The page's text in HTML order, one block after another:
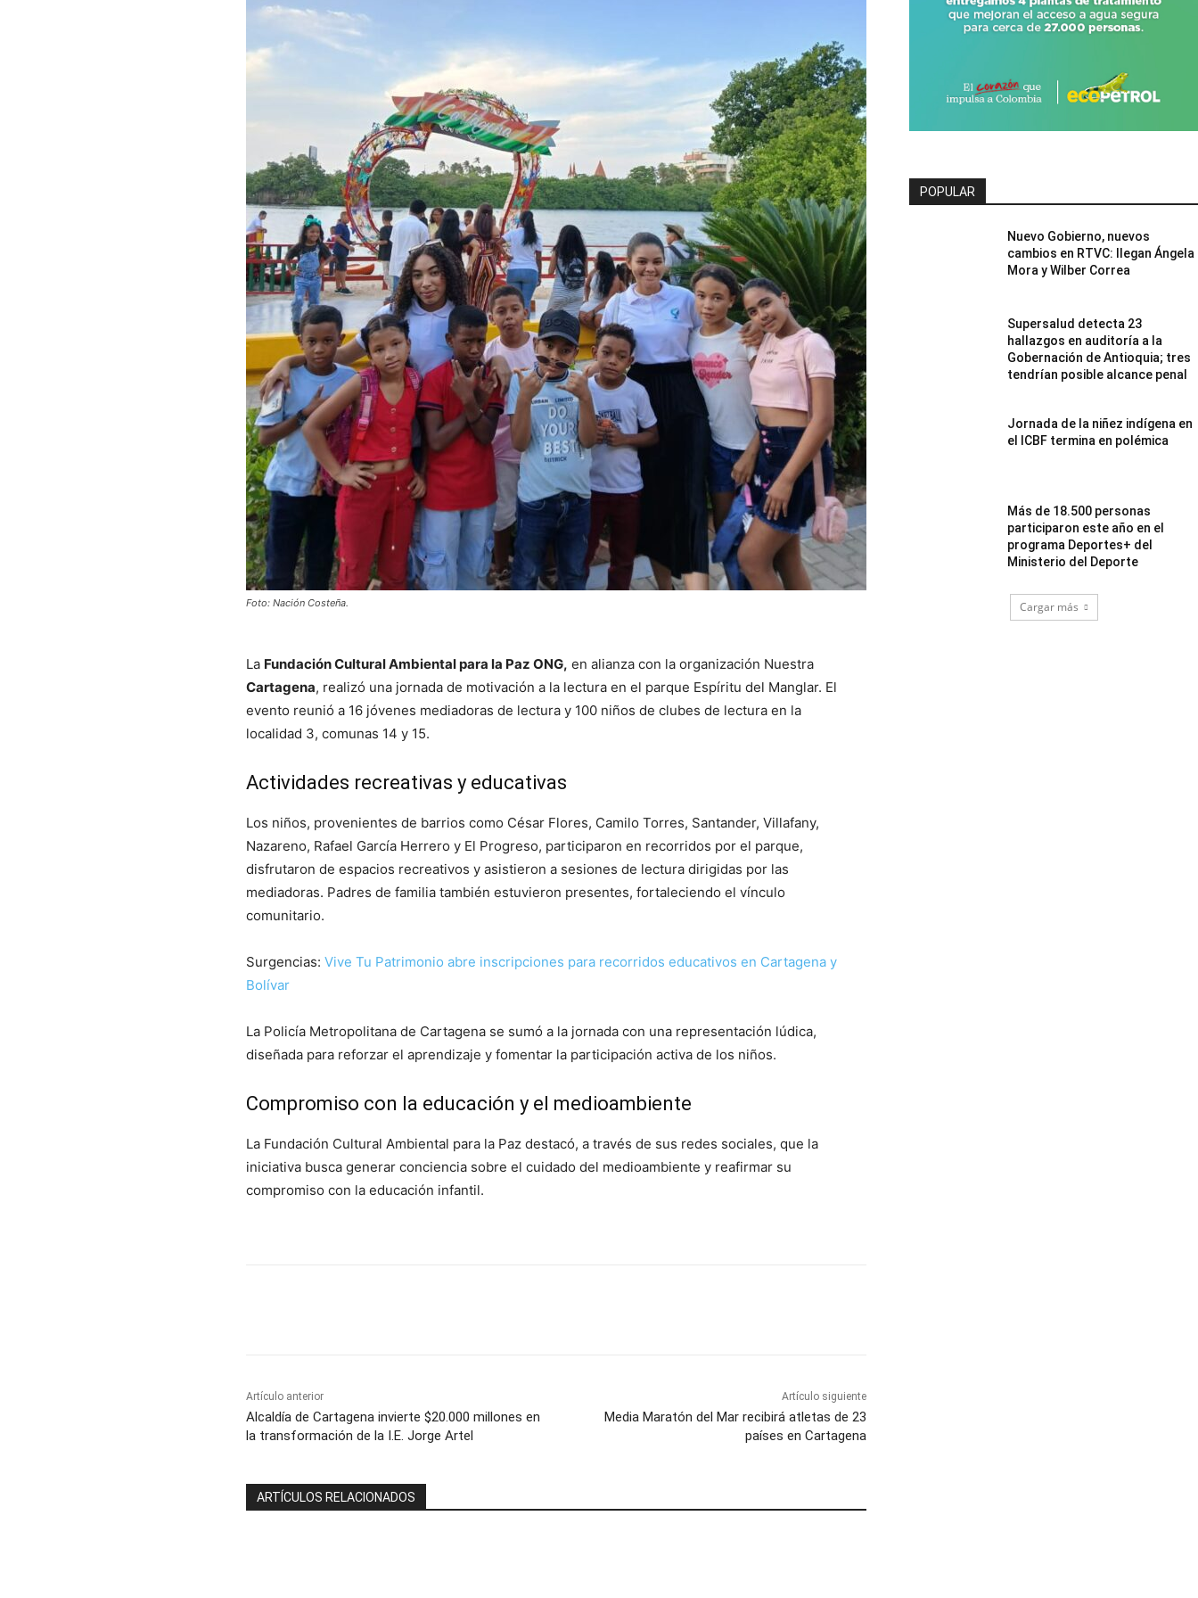
Foto: Nación Costeña.
La Fundación Cultural Ambiental para la Paz ONG, en alianza con la organización Nuestra
Cartagena, realizó una jornada de motivación a la lectura en el parque Espíritu del Manglar. El
evento reunió a 16 jóvenes mediadoras de lectura y 100 niños de clubes de lectura en la
localidad 3, comunas 14 y 15.
Actividades recreativas y educativas
Los niños, provenientes de barrios como César Flores, Camilo Torres, Santander, Villafany,
Nazareno, Rafael García Herrero y El Progreso, participaron en recorridos por el parque,
disfrutaron de espacios recreativos y asistieron a sesiones de lectura dirigidas por las
mediadoras. Padres de familia también estuvieron presentes, fortaleciendo el vínculo
comunitario.
Surgencias: Vive Tu Patrimonio abre inscripciones para recorridos educativos en Cartagena y
Bolívar
La Policía Metropolitana de Cartagena se sumó a la jornada con una representación lúdica,
diseñada para reforzar el aprendizaje y fomentar la participación activa de los niños.
Compromiso con la educación y el medioambiente
La Fundación Cultural Ambiental para la Paz destacó, a través de sus redes sociales, que la
iniciativa busca generar conciencia sobre el cuidado del medioambiente y reafirmar su
compromiso con la educación infantil.
Artículo anterior
Alcaldía de Cartagena invierte $20.000 millones en
la transformación de la I.E. Jorge Artel
Artículo siguiente
Media Maratón del Mar recibirá atletas de 23
países en Cartagena
ARTÍCULOS RELACIONADOS
POPULAR
Nuevo Gobierno, nuevos
cambios en RTVC: llegan Ángela
Mora y Wilber Correa
Supersalud detecta 23
hallazgos en auditoría a la
Gobernación de Antioquia; tres
tendrían posible alcance penal
Jornada de la niñez indígena en
el ICBF termina en polémica
Más de 18.500 personas
participaron este año en el
programa Deportes+ del
Ministerio del Deporte
Cargar más